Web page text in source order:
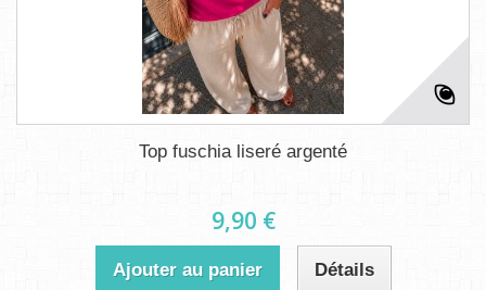
Top fuschia liseré argenté
9,90 €
Ajouter au panier Détails